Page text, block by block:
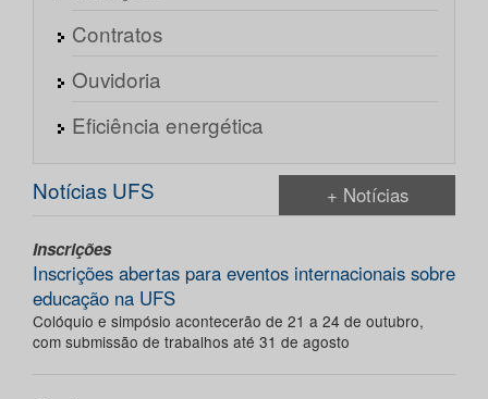
Contratos
Ouvidoria
Eficiência energética
Notícias UFS + Notícias
Inscrições
Inscrições abertas para eventos internacionais sobre
educação na UFS
Colóquio e simpósio acontecerão de 21 a 24 de outubro,
com submissão de trabalhos até 31 de agosto